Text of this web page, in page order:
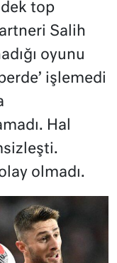
top
Salih
oyunu
işlemedi
Hal
olmadı.